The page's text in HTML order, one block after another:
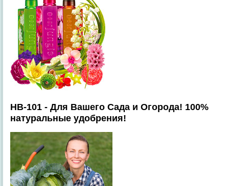
HB-101 - Для Вашего Сада и Огорода! 100%
натуральные удобрения!